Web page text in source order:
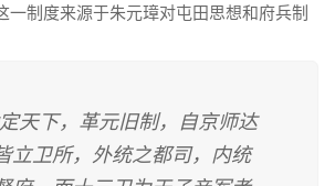
一制度来源于朱元璋对屯田思想和府兵制
天下，革元旧制，自京师达
立卫所，外统之都司，内统